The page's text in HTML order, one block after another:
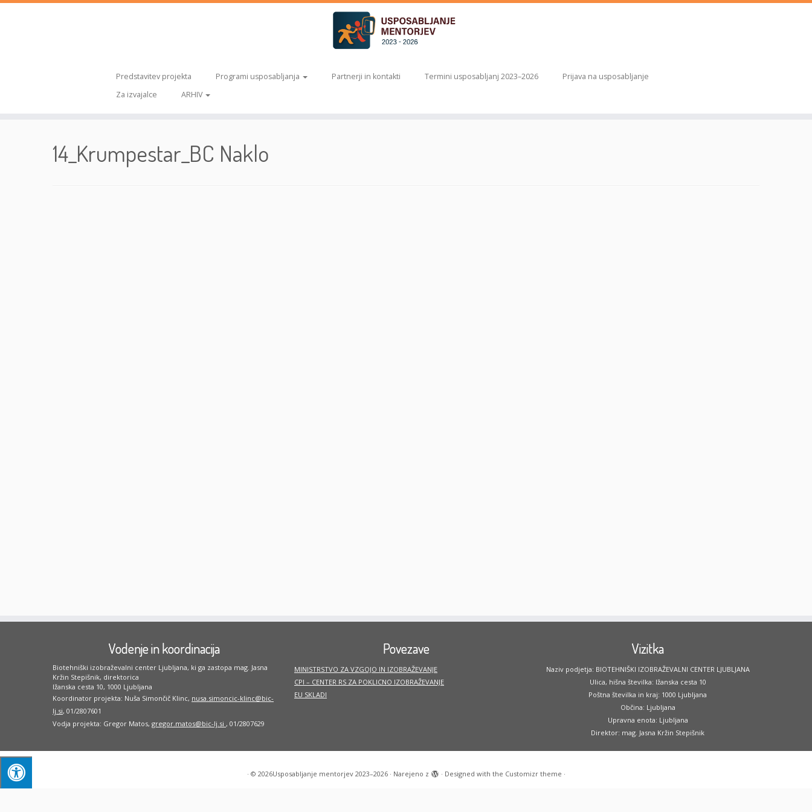
Predstavitev projekta Programi usposabljanja Partnerji in kontakti Termini usposabljanj 2023–2026
Prijava na usposabljanje
Za izvajalce
ARHIV
14_Krumpestar_BC Naklo
Vodenje in koordinacija
Biotehniški izobraževalni center Ljubljana, ki ga zastopa mag. Jasna
Kržin Stepišnik, direktorica
Ižanska cesta 10, 1000 Ljubljana
Koordinator projekta: Nuša Simončič Klinc, nusa.simoncic-klinc@bic-
lj.si, 01/2807601
Vodja projekta: Gregor Matos, gregor.matos@bic-lj.si , 01/2807629
Povezave
MINISTRSTVO ZA VZGOJO IN IZOBRAŽEVANJE
CPI – CENTER RS ZA POKLICNO IZOBRAŽEVANJE
EU SKLADI
Vizitka
Naziv podjetja: BIOTEHNIŠKI IZOBRAŽEVALNI CENTER LJUBLJANA
Ulica, hišna številka: Ižanska cesta 10
Poštna številka in kraj: 1000 Ljubljana
Občina: Ljubljana
Upravna enota: Ljubljana
Direktor: mag. Jasna Kržin Stepišnik
· © 2026Usposabljanje mentorjev 2023–2026· Narejeno z · Designed with the Customizr theme ·